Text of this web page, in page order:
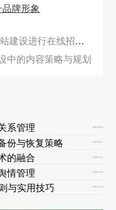
牌形象
设进行在线招聘？
中的内容策略与规划
系管理 2025-02-02
份与恢复策略 2025-02-01
的融合 2025-01-31
情管理 2025-01-30
与实用技巧 2025-01-29